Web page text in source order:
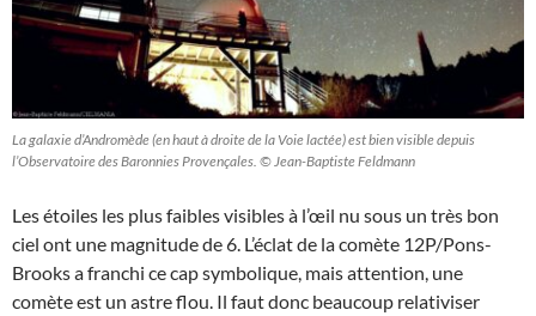
La galaxie d’Andromède (en haut à droite de la Voie lactée) est bien visible depuis
l’Observatoire des Baronnies Provençales. © Jean-Baptiste Feldmann
Les étoiles les plus faibles visibles à l’œil nu sous un très bon
ciel ont une magnitude de 6. L’éclat de la comète 12P/Pons-
Brooks a franchi ce cap symbolique, mais attention, une
comète est un astre flou. Il faut donc beaucoup relativiser